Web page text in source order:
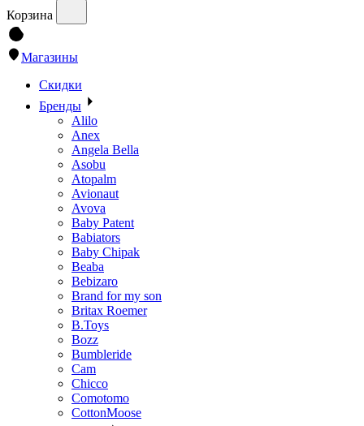
Корзина
Магазины
Скидки
Бренды
Alilo
Anex
Angela Bella
Asobu
Atopalm
Avionaut
Avova
Baby Patent
Babiators
Baby Chipak
Beaba
Bebizaro
Brand for my son
Britax Roemer
B.Toys
Bozz
Bumbleride
Cam
Chicco
Comotomo
CottonMoose